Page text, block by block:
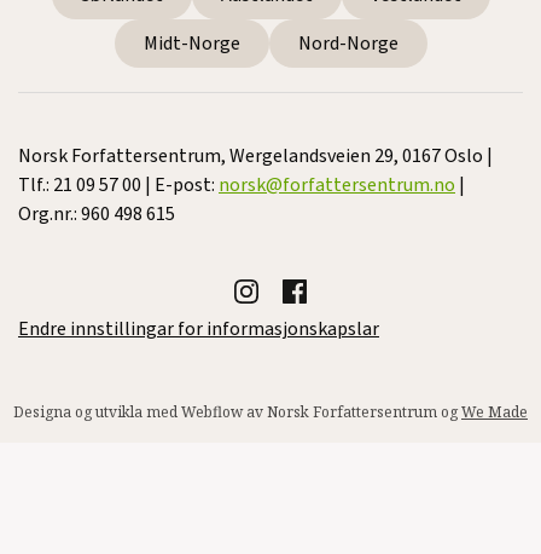
Midt-Norge
Nord-Norge
Norsk Forfattersentrum, Wergelandsveien 29, 0167 Oslo |
Tlf.: 21 09 57 00 | E-post: norsk@forfattersentrum.no |
Org.nr.: 960 498 615
Endre innstillingar for informasjonskapslar
Designa og utvikla med Webflow av Norsk Forfattersentrum ogWe Made